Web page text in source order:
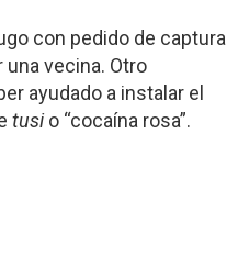
con pedido de captura
vecina. Otro
ayudado a instalar el
tusio “cocaína rosa”.